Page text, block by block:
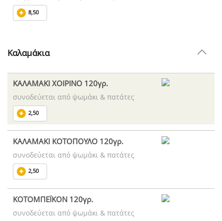
8,50
Καλαμάκια
ΚΑΛΑΜΑΚΙ ΧΟΙΡΙΝΟ 120γρ.
συνοδεύεται από ψωμάκι & πατάτες
2,50
ΚΑΛΑΜΑΚΙ ΚΟΤΟΠΟΥΛΟ 120γρ.
συνοδεύεται από ψωμάκι & πατάτες
2,50
ΚΟΤΟΜΠΕΪΚΟΝ 120γρ.
συνοδεύεται από ψωμάκι & πατάτες